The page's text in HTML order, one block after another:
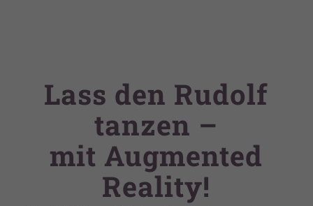
Lass den Rudolf
tanzen –
mit Augmented
Reality!